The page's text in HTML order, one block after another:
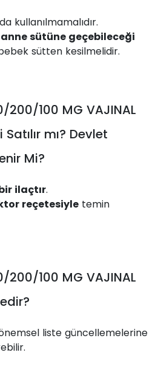
kullanılmamalıdır.
anne sütüne geçebileceği
sütten kesilmelidir.
200/100 MG VAJINAL
Satılır mı? Devlet
Mi?
ilaçtır.
reçetesiyle temin
200/100 MG VAJINAL
liste güncellemelerine